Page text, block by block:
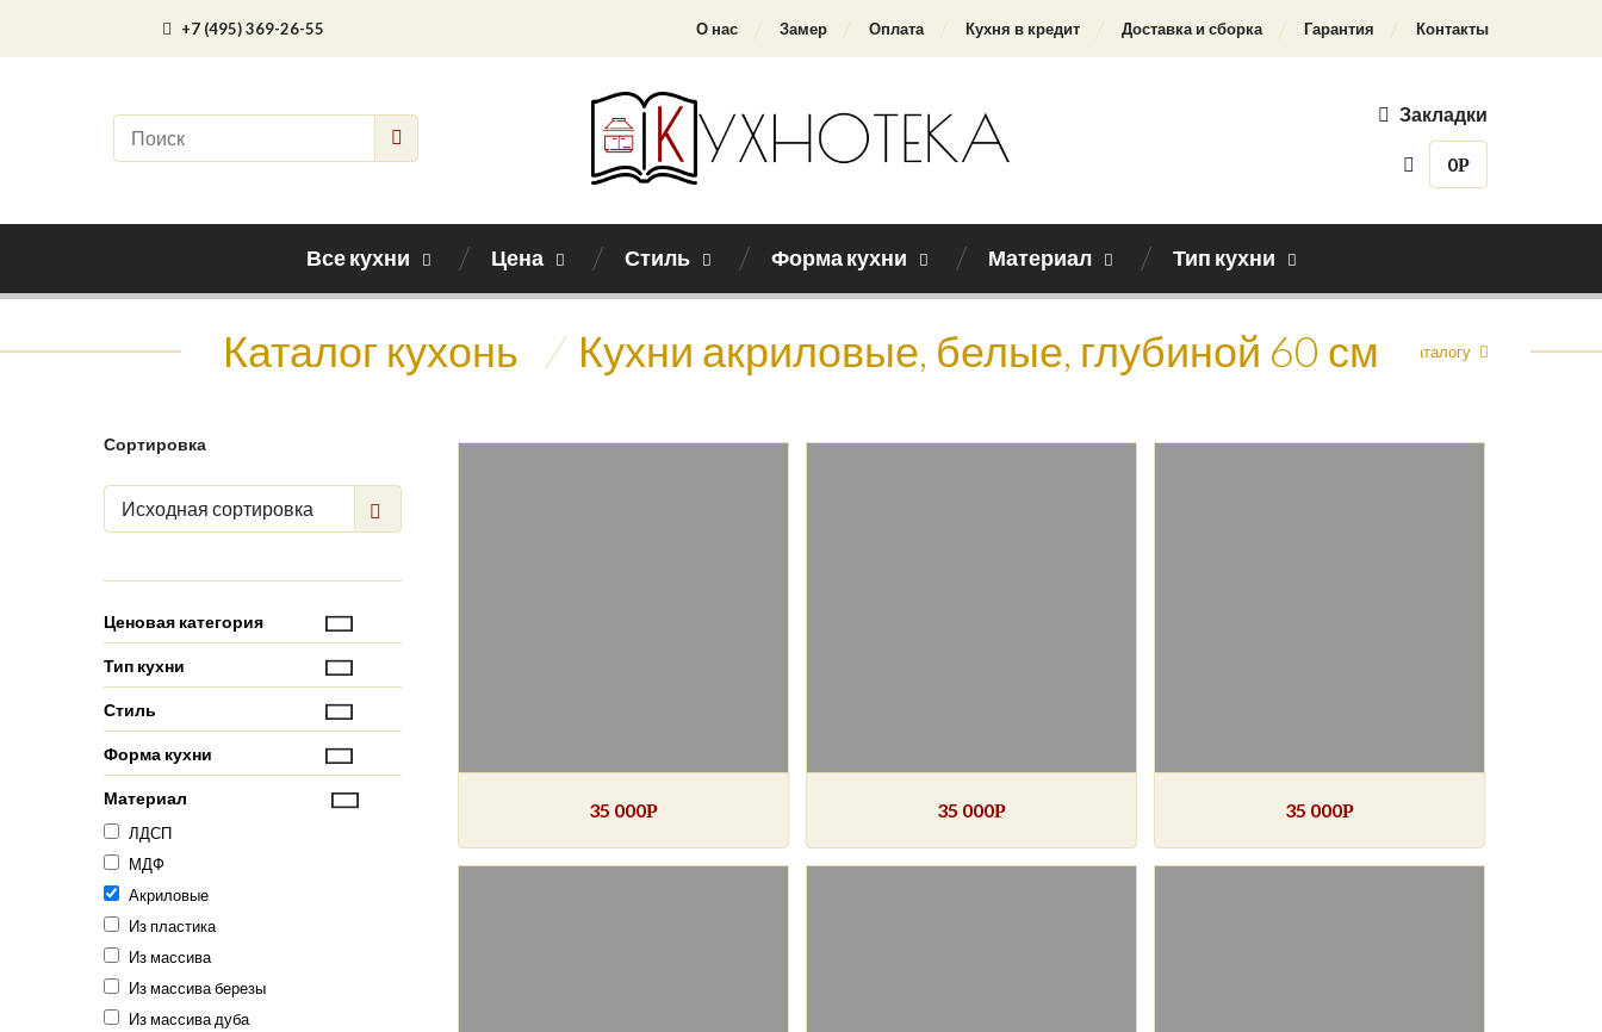
+7 (495) 369-26-55 О нас Замер Оплата Кухня в кредит Доставка и сборка Гарантия Контакты
Закладки
0Р
Все кухни Цена Стиль Форма кухни Материал Тип кухни
Каталог кухонь / Кухни акриловые, белые, глубиной 60 смНазад к каталогу
35 000Р 35 000Р 35 000Р
Сортировка
Исходная сортировка
Ценовая категория
Тип кухни
Стиль
Форма кухни
Материал
ЛДСП
МДФ
Акриловые
Из пластика
Из массива
Из массива березы
Из массива дуба